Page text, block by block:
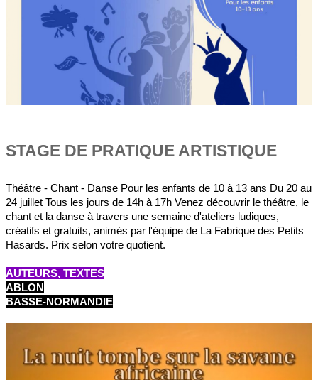
STAGE DE PRATIQUE ARTISTIQUE
Théâtre - Chant - Danse Pour les enfants de 10 à 13 ans Du 20 au
24 juillet Tous les jours de 14h à 17h Venez découvrir le théâtre, le
chant et la danse à travers une semaine d'ateliers ludiques,
créatifs et gratuits, animés par l'équipe de La Fabrique des Petits
Hasards. Prix selon votre quotient.
AUTEURS, TEXTES
ABLON
BASSE-NORMANDIE